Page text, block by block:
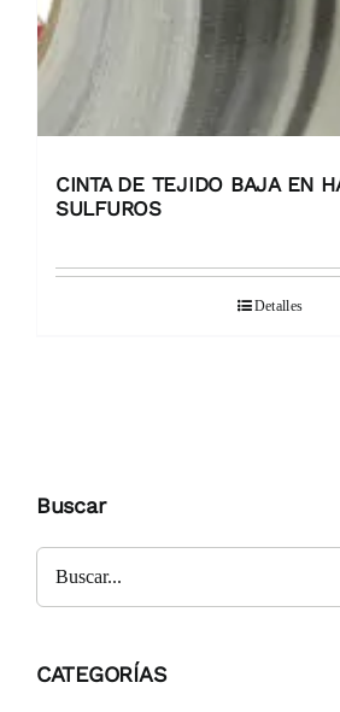
CINTA DE TEJIDO BAJA EN
SULFUROS
Detalles
Buscar
CATEGORÍAS